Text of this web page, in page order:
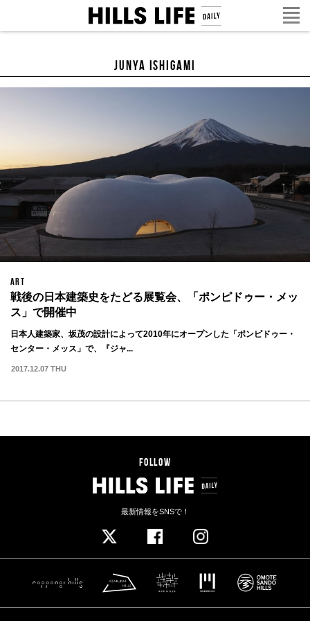
Junya Ishigami
ART
戦後の日本建築史をたどる展覧会、「ポンピドゥー・メッ
ス」で開催中
日本人建築家、坂茂の設計によって2010年にオープンした「ポンピドゥー・
センター・メッス」で、『ジャ...
2017.12.07 THU
FOLLOW
最新情報をSNSで！